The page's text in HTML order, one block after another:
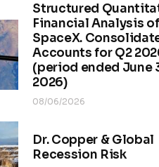
Structured
Financial Analysis of
SpaceX.
Accounts for Q2
(period ended June
2026)
08/06/2026
Dr. Copper & Global
Recession Risk